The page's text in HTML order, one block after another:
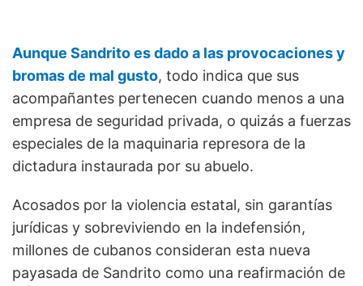
Aunque Sandrito es dado a las provocaciones y
bromas de mal gusto, todo indica que sus
acompañantes pertenecen cuando menos a una
empresa de seguridad privada, o quizás a fuerzas
especiales de la maquinaria represora de la
dictadura instaurada por su abuelo.
Acosados por la violencia estatal, sin garantías
jurídicas y sobreviviendo en la indefensión,
millones de cubanos consideran esta nueva
payasada de Sandrito como una reafirmación de